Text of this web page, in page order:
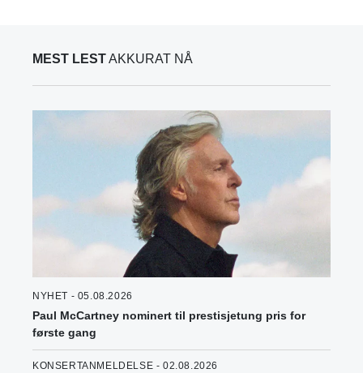
MEST LESTAKKURAT NÅ
NYHET - 05.08.2026
Paul McCartney nominert til prestisjetung pris for
første gang
KONSERTANMELDELSE - 02.08.2026